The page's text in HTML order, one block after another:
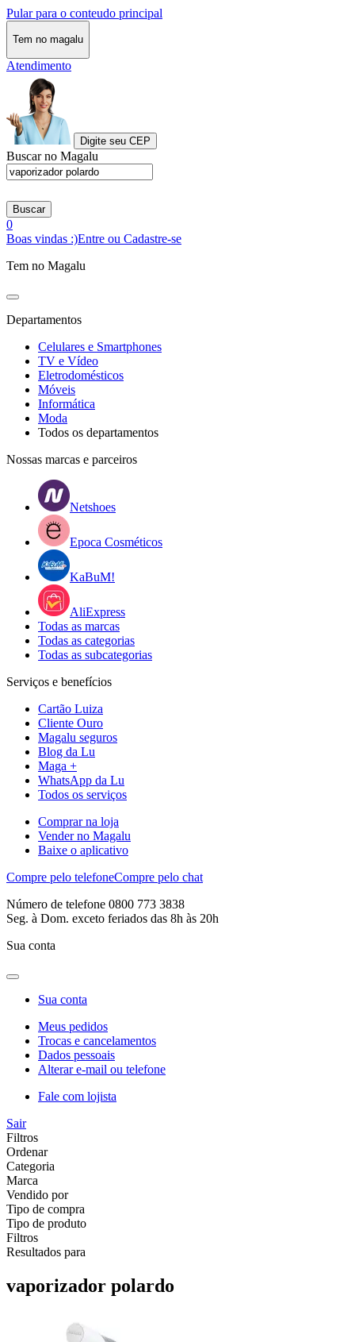
Pular para o conteudo principal
Tem no magalu
Atendimento
Digite seu CEP
Buscar no Magalu
Buscar
0
Boas vindas :)Entre ou Cadastre-se
Tem no Magalu
Departamentos
Celulares e Smartphones
TV e Vídeo
Eletrodomésticos
Móveis
Informática
Moda
Todos os departamentos
Nossas marcas e parceiros
Netshoes
Epoca Cosméticos
KaBuM!
AliExpress
Todas as marcas
Todas as categorias
Todas as subcategorias
Serviços e benefícios
Cartão Luiza
Cliente Ouro
Magalu seguros
Blog da Lu
Maga +
WhatsApp da Lu
Todos os serviços
Comprar na loja
Vender no Magalu
Baixe o aplicativo
Compre pelo telefoneCompre pelo chat
Número de telefone 0800 773 3838
Seg. à Dom. exceto feriados das 8h às 20h
Sua conta
Sua conta
Meus pedidos
Trocas e cancelamentos
Dados pessoais
Alterar e-mail ou telefone
Fale com lojista
Sair
Filtros
Ordenar
Categoria
Marca
Vendido por
Tipo de compra
Tipo de produto
Filtros
Resultados para
vaporizador polardo